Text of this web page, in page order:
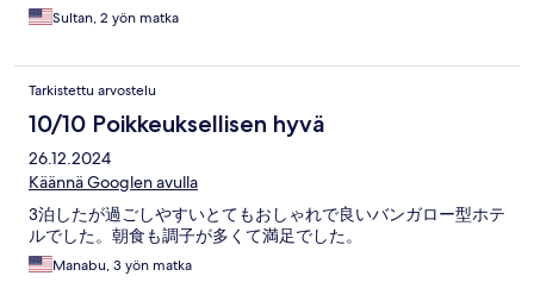
Sultan, 2 yön matka
Tarkistettu arvostelu
10/10 Poikkeuksellisen hyvä
26.12.2024
Käännä Googlen avulla
3泊したが過ごしやすいとてもおしゃれで良いバンガロー型ホテ
ルでした。朝食も調子が多くて満足でした。
Manabu, 3 yön matka